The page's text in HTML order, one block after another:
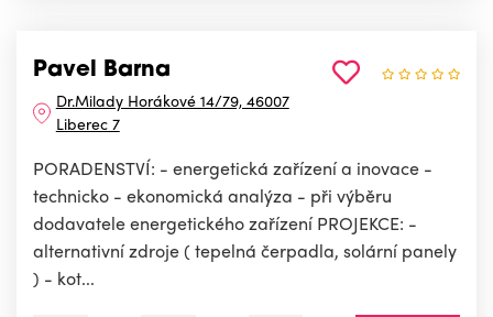
Pavel Barna
Dr.Milady Horákové 14/79, 46007
Liberec 7
PORADENSTVÍ: - energetická zařízení a inovace -
technicko - ekonomická analýza - při výběru
dodavatele energetického zařízení PROJEKCE: -
alternativní zdroje ( tepelná čerpadla, solární panely
) - kot...